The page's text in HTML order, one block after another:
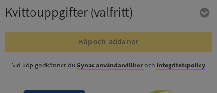
Kvittouppgifter(valfritt)
Köp och ladda ner
Vid köp godkänner du Synas användarvillkoroch Integritetspolicy